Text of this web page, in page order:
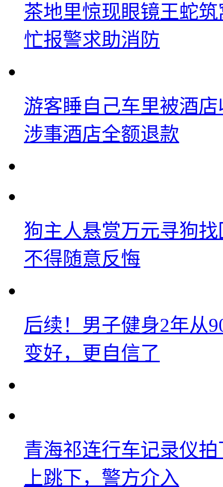
茶地里惊现眼镜王蛇
忙报警求助消防
游客睡自己车里被酒
涉事酒店全额退款
狗主人悬赏万元寻狗
不得随意反悔
后续！男子健身2年从
变好，更自信了
青海祁连行车记录仪
上跳下，警方介入